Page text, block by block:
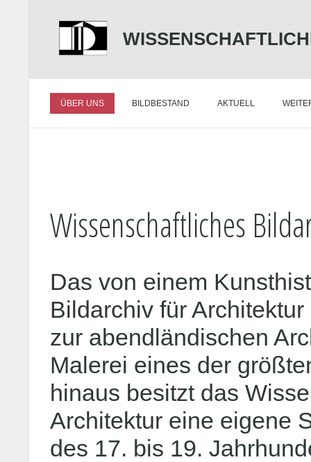
ÜBER UNS BILDBESTAND AKTUELL
Wissenschaftliches
Das von einem
Bildarchiv für
zur abendländischen
Malerei eines der
hinaus besitzt das
Architektur eine eigene
des 17. bis 19.